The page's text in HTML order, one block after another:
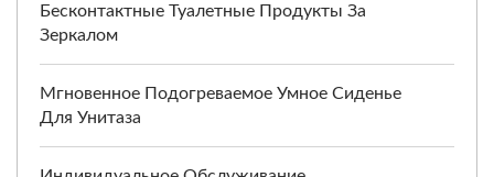
Бесконтактные Туалетные Продукты За
Зеркалом
Мгновенное Подогреваемое Умное Сиденье
Для Унитаза